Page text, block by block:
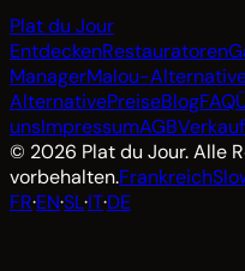
Plat du Jour
EntdeckenRestauratoren
ManagerMalou-
AlternativePreiseBlogFAQ
unsImpressumAGB
© 2026 Plat du Jour. Alle
vorbehalten.Frankreich
FR·EN·SL·IT·DE